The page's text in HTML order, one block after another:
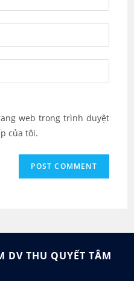
web trong trình duyệt
của tôi.
DV THU QUYẾT TÂM